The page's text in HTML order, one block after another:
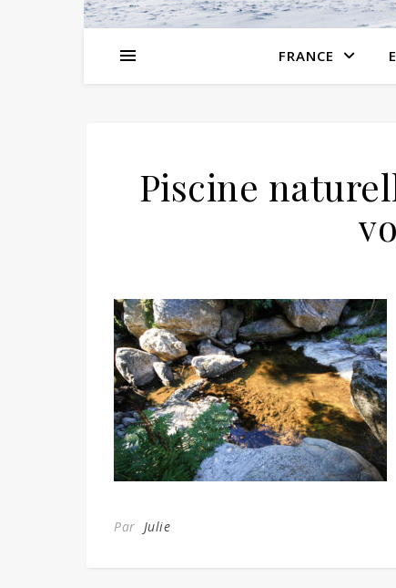
FRANCE
Piscine
Par Julie